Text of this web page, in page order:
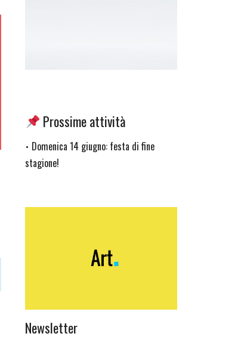
Prossime attività
• Domenica 14 giugno: festa di fine
stagione!
Newsletter